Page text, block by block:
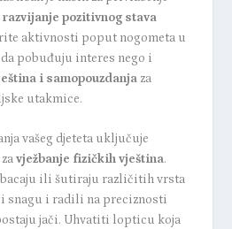
razvijanje pozitivnog stava
aktivnosti poput nogometa u
pobuđuju interes nego i
i samopouzdanjaza
utakmice.
vašeg djeteta uključuje
vježbanje fizičkih vještina.
ili šutiraju različitih vrsta
snagu i radili na preciznosti
jači. Uhvatiti lopticu koja